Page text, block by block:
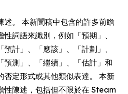
述。 本新聞稿中包含的許多前瞻
詞語來識別，例如「預期」、
預計」、「應該」、「計劃」、
預測」、「繼續」、「估計」和
否定形式或其他類似表達。 本新
性陳述，包括但不限於在 Steam